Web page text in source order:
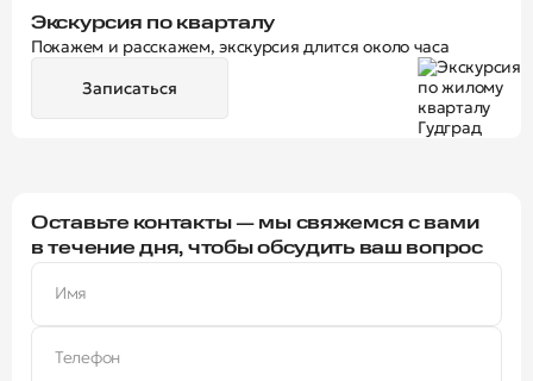
Экскурсия по кварталу
Покажем и расскажем, экскурсия длится около часа
Записаться
Оставьте контакты — мы свяжемся с вами
в течение дня, чтобы обсудить ваш вопрос
Имя
Телефон